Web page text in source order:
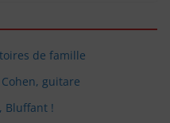
de famille
guitare
Bluffant !